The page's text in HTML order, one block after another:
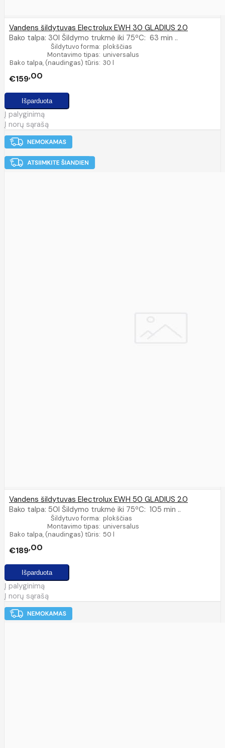
Vandens šildytuvas Electrolux EWH 30 GLADIUS 2.0
Bako talpa: 30l Šildymo trukmė iki 75ºC: 63 min ..
Šildytuvo forma: plokščias
Montavimo tipas: universalus
Bako talpa, (naudingas) tūris: 30 l
€159 00
Į palyginimą
Į norų sąrašą
Vandens šildytuvas Electrolux EWH 50 GLADIUS 2.0
Bako talpa: 50l Šildymo trukmė iki 75ºC: 105 min ..
Šildytuvo forma: plokščias
Montavimo tipas: universalus
Bako talpa, (naudingas) tūris: 50 l
€189 00
Į palyginimą
Į norų sąrašą